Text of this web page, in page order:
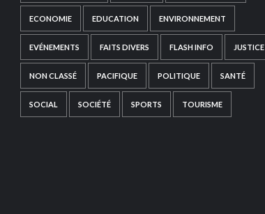
ECONOMIE EDUCATION ENVIRONNEMENT
EVÉNEMENTS FAITS DIVERS FLASH INFO JUSTICE
NON CLASSÉ PACIFIQUE POLITIQUE SANTÉ
SOCIAL SOCIÉTÉ SPORTS TOURISME